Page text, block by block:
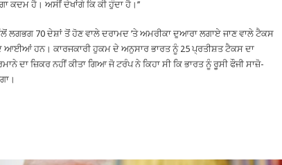
ਕਦਮ ਹੈ। ਅਸੀਂ ਦੇਖਾਂਗੇ ਕਿ ਕੀ ਹੁੰਦਾ ਹੈ।’’
70 ਦੇਸ਼ਾਂ ਤੋਂ ਹੋਣ ਵਾਲੇ ਦਰਾਮਦ ’ਤੇ ਅਮਰੀਕਾ ਦੁਆਰਾ ਲਗਾਏ ਜਾਣ ਵਾਲੇ ਟੈਕਸ
ਹਨ। ਕਾਰਜਕਾਰੀ ਹੁਕਮ ਦੇ ਅਨੁਸਾਰ ਭਾਰਤ ਨੂੰ 25 ਪ੍ਰਤੀਸ਼ਤ ਟੈਕਸ ਦਾ
ਦਾ ਜ਼ਿਕਰ ਨਹੀਂ ਕੀਤਾ ਗਿਆ ਜੋ ਟਰੰਪ ਨੇ ਕਿਹਾ ਸੀ ਕਿ ਭਾਰਤ ਨੂੰ ਰੂਸੀ ਫੌਜੀ ਸਾਜ਼ੋ-